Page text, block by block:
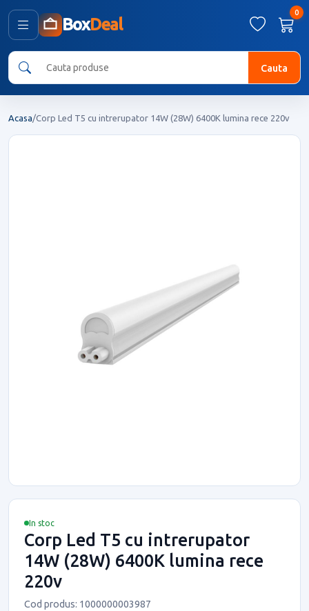
BoxDeal
0
Cauta
Acasa/Corp Led T5 cu intrerupator 14W (28W) 6400K lumina rece 220v
In stoc
Corp Led T5 cu intrerupator
14W (28W) 6400K lumina rece
220v
Cod produs: 1000000003987